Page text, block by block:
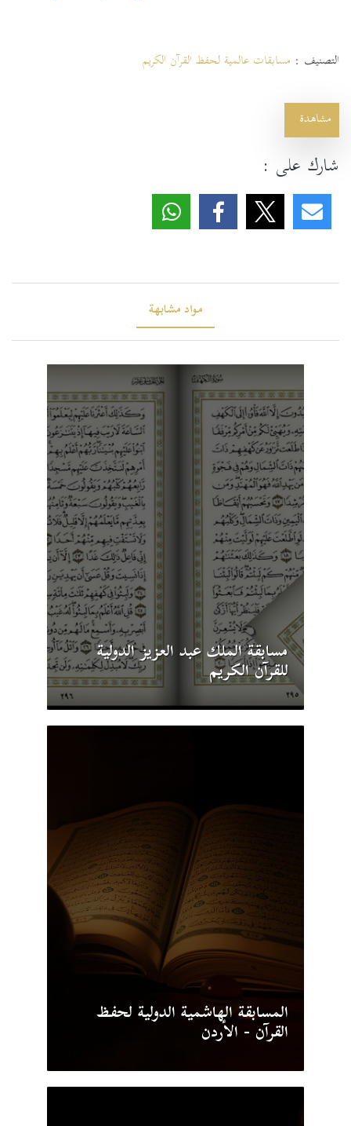
التصنيف : مسابقات عالمية لحفظ القرآن الكريم
مشاهدة
شارك على :
مواد مشابهة
المسابقة الهاشمية الدولية لحفظ
القرآن - الأردن
مسابقة الملك عبد العزيز الدولية
للقرآن الكريم